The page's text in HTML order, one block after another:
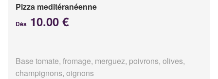
Pizza meditéranéenne
Dès 10.00 €
Base tomate, fromage, merguez, poivrons, olives,
champignons, oignons